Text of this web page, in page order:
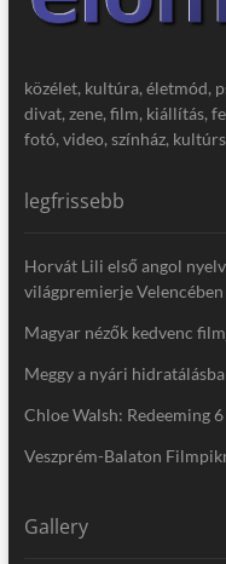
közélet, kultúra, életmód,
divat, zene, film, kiállítás,
fotó, video, színház,
legfrissebb
Horvát Lili első angol
világpremierje Velencében
Magyar nézők kedvenc
Meggy a nyári
Chloe Walsh: Redeeming
Veszprém-Balaton
Gallery